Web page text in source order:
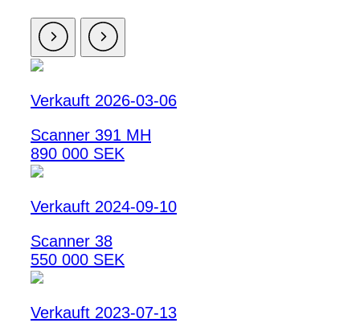
Verkauft 2026-03-06
Scanner 391 MH
890 000 SEK
Verkauft 2024-09-10
Scanner 38
550 000 SEK
Verkauft 2023-07-13